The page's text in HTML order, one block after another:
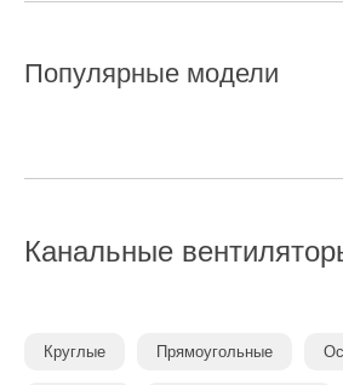
Популярные модели
Канальные
Круглые Прямоугольные